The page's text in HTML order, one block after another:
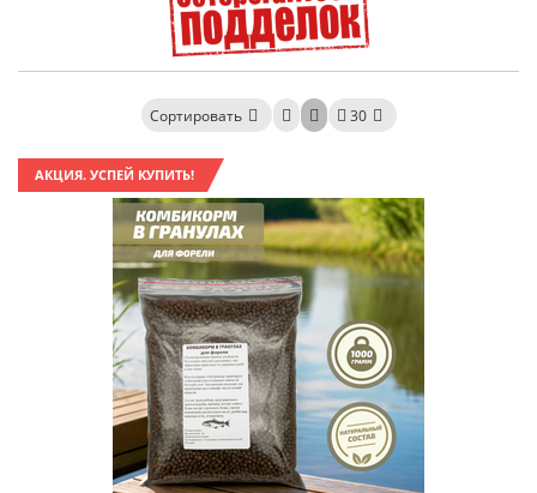
Сортировать 30
АКЦИЯ. УСПЕЙ КУПИТЬ!